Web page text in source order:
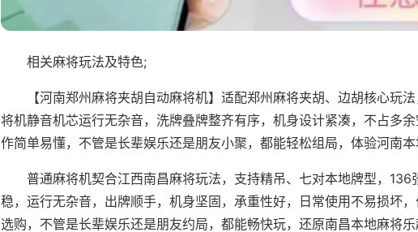
相关麻将玩法及特色;
【河南郑州麻将夹胡自动麻将机】适配郑州麻将夹胡、边胡核心玩
将机静音机芯运行无杂音，洗牌叠牌整齐有序，机身设计紧凑，不占多
作简单易懂，不管是长辈娱乐还是朋友小聚，都能轻松组局，体验河南本
普通麻将机契合江西南昌麻将玩法，支持精吊、七对本地牌型，136
稳，运行无杂音，出牌顺手，机身坚固，承重性好，日常使用不易损坏
选购，不管是长辈娱乐还是朋友约局，都能畅快玩，还原南昌本地麻将乐